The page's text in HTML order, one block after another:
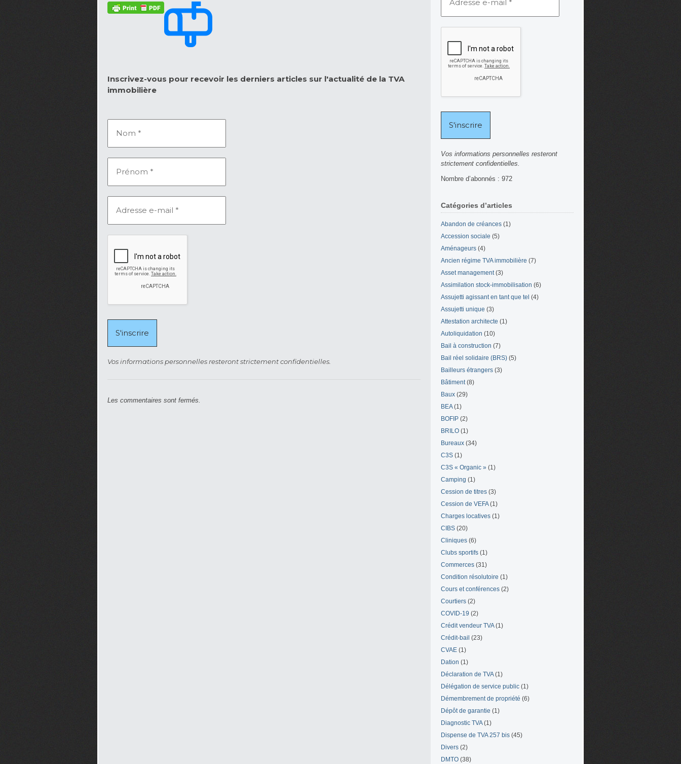
Inscrivez-vous pour recevoir les derniers articles sur l'actualité de la TVA
immobilière
Vos informations personnelles resteront strictement confidentielles.
Les commentaires sont fermés.
Vos informations personnelles resteront
strictement confidentielles.
Nombre d’abonnés : 972
Catégories d’articles
Abandon de créances (1)
Accession sociale (5)
Aménageurs (4)
Ancien régime TVA immobilière (7)
Asset management(3)
Assimilation stock-immobilisation (6)
Assujetti agissant en tant que tel (4)
Assujetti unique (3)
Attestation architecte (1)
Autoliquidation (10)
Bail à construction (7)
Bail réel solidaire (BRS) (5)
Bailleurs étrangers (3)
Bâtiment(8)
Baux (29)
BEA(1)
BOFIP (2)
BRILO (1)
Bureaux (34)
C3S (1)
C3S « Organic » (1)
Camping (1)
Cession de titres (3)
Cession de VEFA(1)
Charges locatives (1)
CIBS (20)
Cliniques (6)
Clubs sportifs (1)
Commerces (31)
Condition résolutoire (1)
Cours et conférences (2)
Courtiers (2)
COVID-19 (2)
Crédit vendeur TVA(1)
Crédit-bail (23)
CVAE (1)
Dation (1)
Déclaration de TVA(1)
Délégation de service public (1)
Démembrement de propriété (6)
Dépôt de garantie (1)
Diagnostic TVA(1)
Dispense de TVA 257 bis (45)
Divers (2)
DMTO (38)